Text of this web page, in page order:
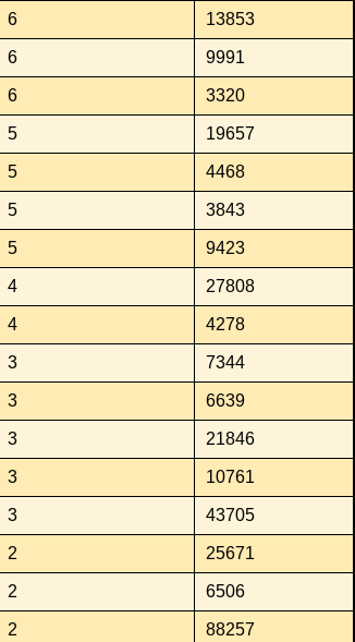
6 13853
6 9991
6 3320
5 19657
5 4468
5 3843
5 9423
4 27808
4 4278
3 7344
3 6639
3 21846
3 10761
3 43705
2 25671
2 6506
2 88257